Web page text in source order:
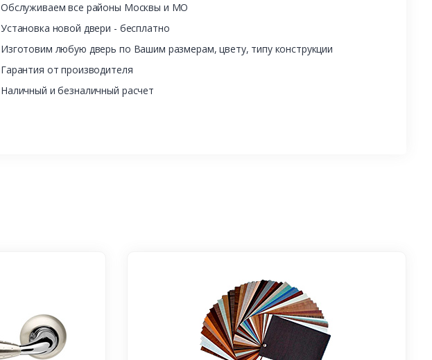
Обслуживаем все районы Москвы и МО
Установка новой двери - бесплатно
Изготовим любую дверь по Вашим размерам, цвету, типу конструкции
Гарантия от производителя
Наличный и безналичный расчет